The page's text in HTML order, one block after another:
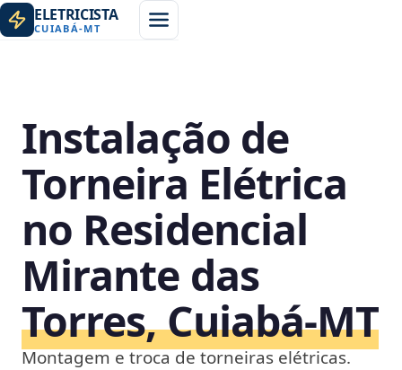
ELETRICISTA
CUIABÁ-MT
Instalação de
Torneira Elétrica
no Residencial
Mirante das
Torres, Cuiabá‑MT
Montagem e troca de torneiras elétricas.